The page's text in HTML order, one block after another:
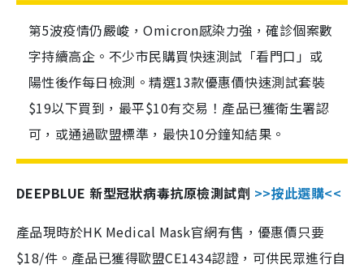
第5波疫情仍嚴峻，Omicron感染力強，確診個案數
字持續高企。不少市民購買快速測試「看門口」或
陽性後作每日檢測。精選13款優惠價快速測試套裝
$19以下買到，最平$10有交易！產品已獲衛生署認
可，或通過歐盟標準，最快10分鐘知結果。
DEEPBLUE 新型冠狀病毒抗原檢測試劑 >>按此選購<<
產品現時於HK Medical Mask官網有售，優惠價只要
$18/件。產品已獲得歐盟CE1434認證，可供民眾進行自